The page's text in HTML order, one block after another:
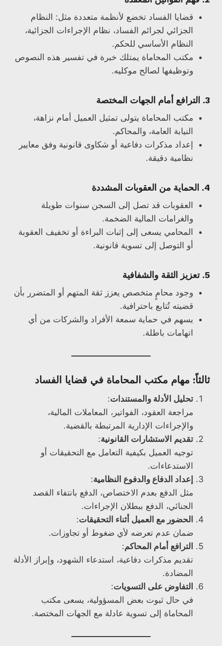
قضايا الفساد تخضع لأنظمة متعددة مثل: النظام
الجزائي لجرائم الفساد، نظام الإجراءات الجزائية،
النظام الأساسي للحكم.
مكتب المحاماة يمتلك خبرة في تفسير هذه النصوص
وتوظيفها لصالح موكليه.
3. الترافع أمام الجهات المختصة
مكتب المحاماة يتولى تمثيل العميل أمام نزاهة،
النيابة العامة، والمحاكم.
إعداد مذكرات دفاعية أو شكاوى قانونية وفق معايير
نظامية دقيقة.
4. الحماية من العقوبات المشددة
العقوبات قد تصل إلى السجن سنوات طويلة
والغرامات المالية الضخمة.
المحامي يسعى إلى إثبات البراءة أو تخفيف العقوبة
أو التوصل إلى تسوية قانونية.
5. تعزيز الثقة والشفافية
وجود محامٍ متخصص يعزز ثقة المتهم أو المتضرر بأن
قضيته تُتابع باحترافية.
يسهم في حماية سمعة الأفراد والشركات من أي
اتهامات باطلة.
ثالثاً: مهام مكتب المحاماة في قضايا الفساد
تحليل الأدلة والمستندات:
مراجعة العقود، الفواتير، المعاملات المالية،
والإجراءات الإدارية المرتبطة بالقضية.
تقديم الاستشارات القانونية:
توجيه العميل بكيفية التعامل مع التحقيقات أو
الاستدعاءات.
إعداد الدفاع والدفوع النظامية:
مثل الدفع بعدم الاختصاص، الدفع بانتفاء القصد
الجنائي، الدفع ببطلان الإجراءات.
الحضور مع العميل أثناء التحقيقات:
ضمان عدم تعرضه لأي ضغوط أو تجاوزات.
الترافع أمام المحاكم:
تقديم مذكرات دفاعية، استدعاء الشهود، وإبراز الأدلة
المضادة.
التفاوض على التسويات:
في حال ثبوت بعض المسؤولية، يسعى مكتب
المحاماة إلى تسوية عادلة مع الجهات المختصة.